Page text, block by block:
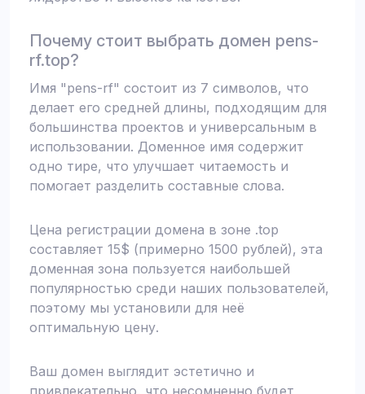
Почему стоит выбрать домен pens-
rf.top?
Имя "pens-rf" состоит из 7 символов, что
делает его средней длины, подходящим для
большинства проектов и универсальным в
использовании. Доменное имя содержит
одно тире, что улучшает читаемость и
помогает разделить составные слова.
Цена регистрации домена в зоне .top
составляет 15$ (примерно 1500 рублей), эта
доменная зона пользуется наибольшей
популярностью среди наших пользователей,
поэтому мы установили для неё
оптимальную цену.
Ваш домен выглядит эстетично и
привлекательно, что несомненно будет